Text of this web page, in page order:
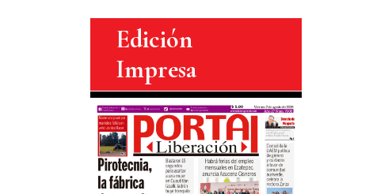
Edición
Impresa